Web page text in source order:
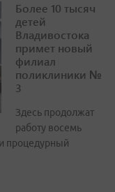
Более 10 тысяч
детей
Владивостока
примет новый
филиал
поликлиники №
3
Здесь продолжат
работу восемь
процедурный